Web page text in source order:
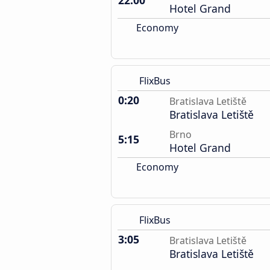
Hotel Grand
Economy
FlixBus
0:20 Bratislava Letiště
Bratislava Letiště
5:15
Brno
Hotel Grand
Economy
FlixBus
3:05 Bratislava Letiště
Bratislava Letiště